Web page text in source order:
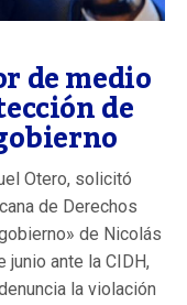
de medio
de
Otero, solicitó
de Derechos
de Nicolás
ante la CIDH,
la violación